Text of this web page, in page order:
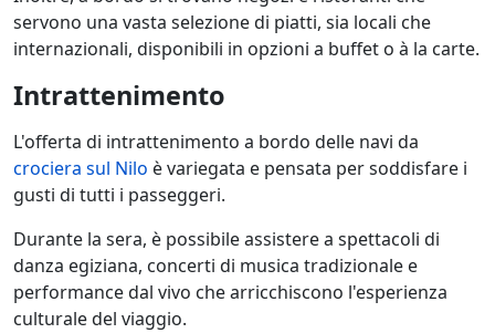
servono una vasta selezione di piatti, sia locali che
internazionali, disponibili in opzioni a buffet o à la carte.
Intrattenimento
L'offerta di intrattenimento a bordo delle navi da
crociera sul Nilo è variegata e pensata per soddisfare i
gusti di tutti i passeggeri.
Durante la sera, è possibile assistere a spettacoli di
danza egiziana, concerti di musica tradizionale e
performance dal vivo che arricchiscono l'esperienza
culturale del viaggio.